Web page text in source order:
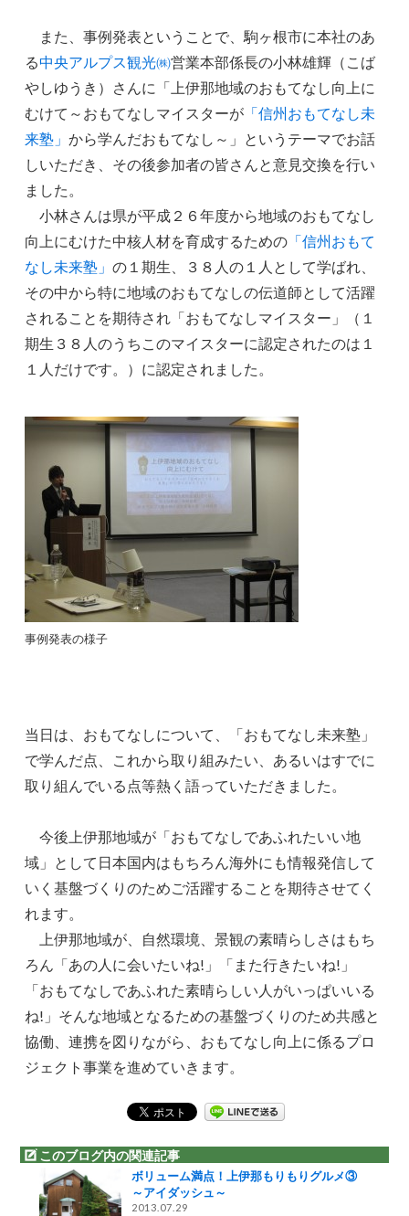
また、事例発表ということで、駒ヶ根市に本社のあ
る中央アルプス観光㈱営業本部係長の小林雄輝（こば
やしゆうき）さんに「上伊那地域のおもてなし向上に
むけて～おもてなしマイスターが 「信州おもてなし未
来塾」から学んだおもてなし～」というテーマでお話
しいただき、その後参加者の皆さんと意見交換を行い
ました。
小林さんは県が平成２６年度から地域のおもてなし
向上にむけた中核人材を育成するための 「信州おもて
なし未来塾」の１期生、３８人の１人として学ばれ、
その中から特に地域のおもてなしの伝道師として活躍
されることを期待され「おもてなしマイスター」（１
期生３８人のうちこのマイスターに認定されたのは１
１人だけです。）に認定されました。
事例発表の様子
当日は、おもてなしについて、「おもてなし未来塾」
で学んだ点、これから取り組みたい、あるいはすでに
取り組んでいる点等熱く語っていただきました。
今後上伊那地域が「おもてなしであふれたいい地
域」として日本国内はもちろん海外にも情報発信して
いく基盤づくりのためご活躍することを期待させてく
れます。
上伊那地域が、自然環境、景観の素晴らしさはもち
ろん「あの人に会いたいね!」「また行きたいね!」
「おもてなしであふれた素晴らしい人がいっぱいいる
ね!」そんな地域となるための基盤づくりのため共感と
協働、連携を図りながら、おもてなし向上に係るプロ
ジェクト事業を進めていきます。
このブログ内の関連記事
ボリューム満点！上伊那もりもりグルメ③
～アイダッシュ～
2013.07.29